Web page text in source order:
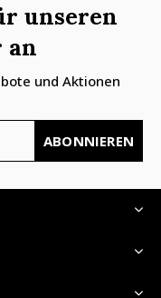
unseren
an
und Aktionen
ABONNIEREN